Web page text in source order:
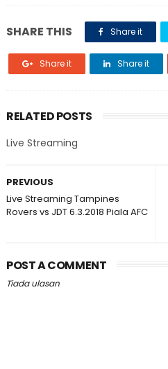
SHARE THIS Share it
Share it Share it
RELATED POSTS
Live Streaming
PREVIOUS
Live Streaming Tampines
Rovers vs JDT 6.3.2018 Piala AFC
POST A COMMENT
Tiada ulasan